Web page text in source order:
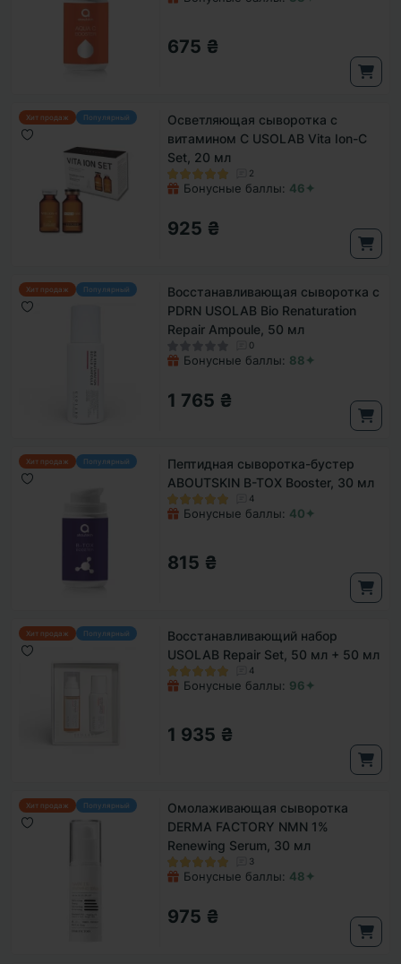
675 ₴
Хит продаж Популярный
Осветляющая сыворотка с
витамином С USOLAB Vita Ion-C
Set, 20 мл
2
Бонусные баллы: 46✦
925 ₴
Хит продаж Популярный
Восстанавливающая сыворотка с
PDRN USOLAB Bio Renaturation
Repair Ampoule, 50 мл
0
Бонусные баллы: 88✦
1 765 ₴
Хит продаж Популярный
Пептидная сыворотка-бустер
ABOUTSKIN B-TOX Booster, 30 мл
4
Бонусные баллы: 40✦
815 ₴
Хит продаж Популярный
Восстанавливающий набор
USOLAB Repair Set, 50 мл + 50 мл
4
Бонусные баллы: 96✦
1 935 ₴
Хит продаж Популярный
Омолаживающая сыворотка
DERMA FACTORY NMN 1%
Renewing Serum, 30 мл
3
Бонусные баллы: 48✦
975 ₴